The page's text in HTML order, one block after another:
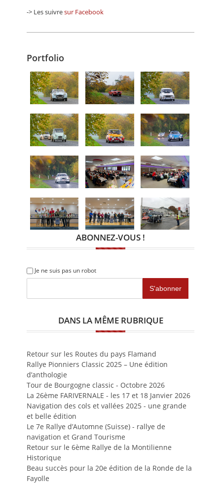
-> Les suivresur Facebook
Portfolio
ABONNEZ-VOUS !
Je ne suis pas un robot
DANS LA MÊME RUBRIQUE
Retour sur les Routes du pays Flamand
Rallye Pionniers Classic 2025 – Une édition
d’anthologie
Tour de Bourgogne classic - Octobre 2026
La 26ème FARIVERNALE - les 17 et 18 Janvier 2026
Navigation des cols et vallées 2025 - une grande
et belle édition
Le 7e Rallye d’Automne (Suisse) - rallye de
navigation et Grand Tourisme
Retour sur le 6ème Rallye de la Montilienne
Historique
Beau succès pour la 20e édition de la Ronde de la
Fayolle